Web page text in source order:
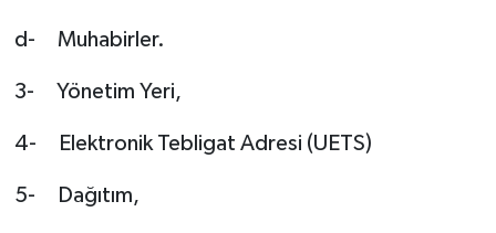
d- Muhabirler.
3- Yönetim Yeri,
4- Elektronik Tebligat Adresi (UETS)
5- Dağıtım,